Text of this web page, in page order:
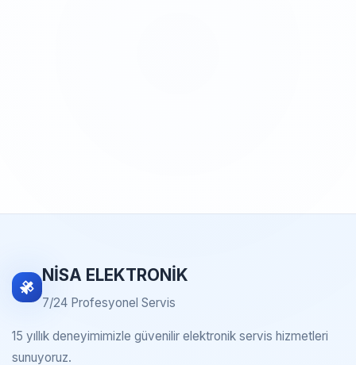
NİSA ELEKTRONİK
7/24 Profesyonel Servis
15 yıllık deneyimimizle güvenilir elektronik servis hizmetleri
sunuyoruz.